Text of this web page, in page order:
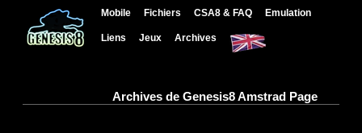
Mobile Fichiers CSA8 & FAQ Emulation
Liens Jeux Archives
Archives de Genesis8 Amstrad Page